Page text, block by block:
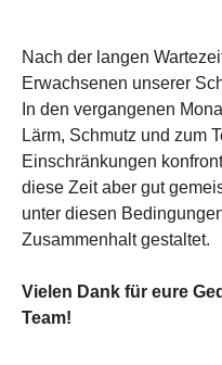
Nach der langen
Erwachsenen unserer
In den vergangenen
Lärm, Schmutz und zum
Einschränkungen
diese Zeit aber gut
unter diesen
Zusammenhalt gestaltet.
Vielen Dank für eure
Team!